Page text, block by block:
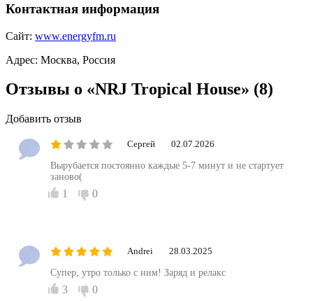
Контактная информация
Сайт: www.energyfm.ru
Адрес: Москва, Россия
Отзывы о «NRJ Tropical House» (8)
Добавить отзыв
Сергей 02.07.2026
Вырубается постоянно каждые 5-7 минут и не стартует
заново(
1 0
Andrei 28.03.2025
Супер, утро только с ним! Заряд и релакс
3 0